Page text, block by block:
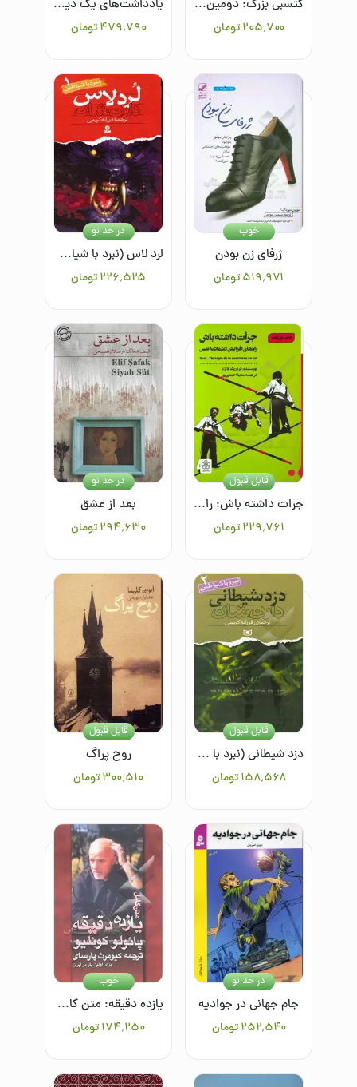
گتسبی بزرگ: دومین رمان بزرگ قرن بیستم
۲۰۵٬۷۰۰ تومان
یادداشت‌های یک دیوانه و هفت قصه دیگر
۴۷۹٬۷۹۰ تومان
ژرفای زن بودن
۵۱۹٬۹۷۱تومان
خوب
لرد لاس (نبرد با شیاطین1)
۲۲۶٬۵۲۵تومان
در حد نو
جرات داشته باش: راه‌های افزایش اعتماد به نفس
۲۲۹٬۷۶۱ تومان
قابل قبول
بعد از عشق
۲۹۴٬۶۳۰تومان
در حد نو
دزد شیطانی (نبرد با شیاطین 2)
۱۵۸٬۵۶۸ تومان
قابل قبول
روح پراگ
۳۰۰٬۵۱۰تومان
قابل قبول
جام جهانی در جوادیه
۲۵۲٬۵۴۰ تومان
در حد نو
یازده دقیقه: متن کامل برای اولین بار در ایران
۱۷۴٬۲۵۰ تومان
خوب